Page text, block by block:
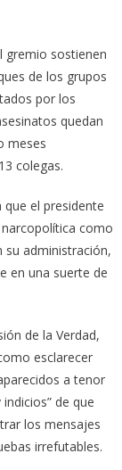
gremio sostienen
de los grupos
por los
quedan
meses
colegas.
el presidente
como
su administración,
en una suerte de
de la Verdad,
esclarecer
a tenor
de que
los mensajes
irrefutables.